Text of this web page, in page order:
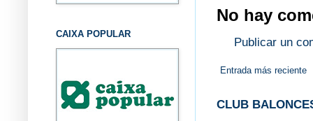
No hay
Publicar un
Entrada más reciente
CLUB
CAIXA POPULAR